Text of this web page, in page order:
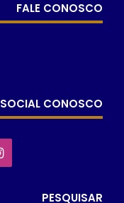
FALE CONOSCO
SOCIAL CONOSCO
PESQUISAR